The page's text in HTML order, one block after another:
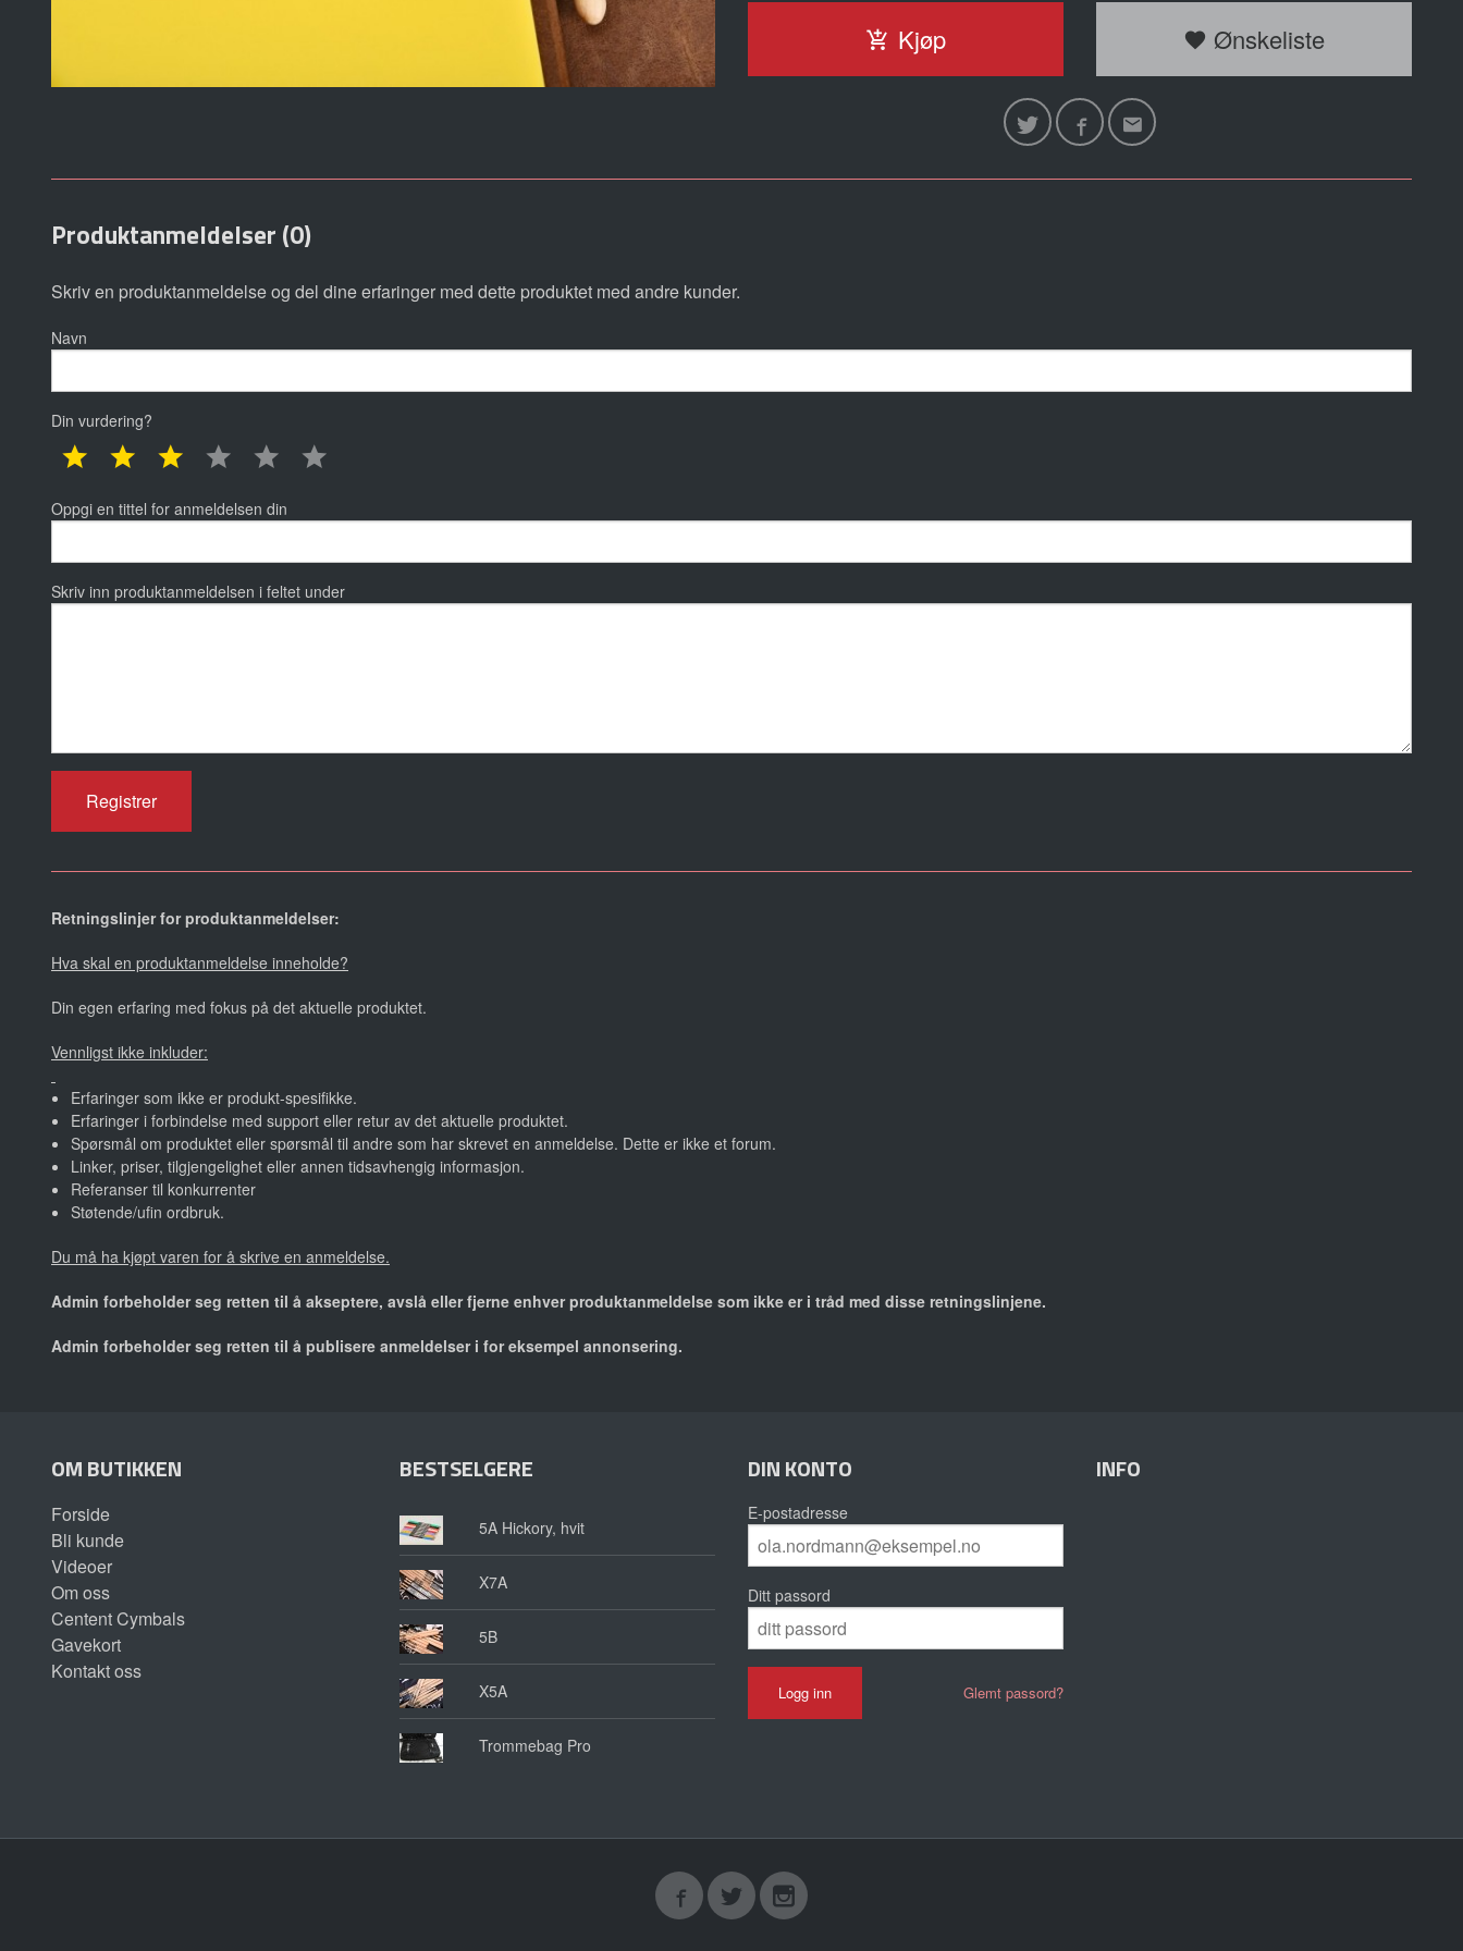
Kjøp Ønskeliste
Produktanmeldelser (0)
Skriv en produktanmeldelse og del dine erfaringer med dette produktet med andre kunder.
Navn
Din vurdering?
1 star 2 star 3 star 4 star 5 star
Oppgi en tittel for anmeldelsen din
Skriv inn produktanmeldelsen i feltet under
Retningslinjer for produktanmeldelser:
Hva skal en produktanmeldelse inneholde?
Din egen erfaring med fokus på det aktuelle produktet.
Vennligst ikke inkluder:
Erfaringer som ikke er produkt-spesifikke.
Erfaringer i forbindelse med support eller retur av det aktuelle produktet.
Spørsmål om produktet eller spørsmål til andre som har skrevet en anmeldelse. Dette er ikke et forum.
Linker, priser, tilgjengelighet eller annen tidsavhengig informasjon.
Referanser til konkurrenter
Støtende/ufin ordbruk.
Du må ha kjøpt varen for å skrive en anmeldelse.
Admin forbeholder seg retten til å akseptere, avslå eller fjerne enhver produktanmeldelse som ikke er i tråd med disse retningslinjene.
Admin forbeholder seg retten til å publisere anmeldelser i for eksempel annonsering.
OM BUTIKKEN
Forside
Bli kunde
Videoer
Om oss
Centent Cymbals
Gavekort
Kontakt oss
BESTSELGERE
5A Hickory, hvit
X7A
5B
X5A
Trommebag Pro
DIN KONTO
E-postadresse
Ditt passord
Glemt passord?
INFO